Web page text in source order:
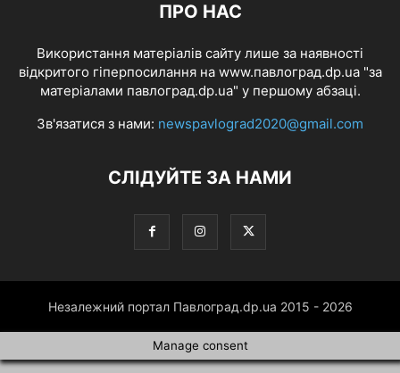
ПРО НАС
Використання матеріалів сайту лише за наявності
відкритого гіперпосилання на www.павлоград.dp.ua "за
матеріалами павлоград.dp.ua" у першому абзаці.
Зв'язатися з нами: newspavlograd2020@gmail.com
СЛІДУЙТЕ ЗА НАМИ
Незалежний портал Павлоград.dp.ua 2015 - 2026
Manage consent